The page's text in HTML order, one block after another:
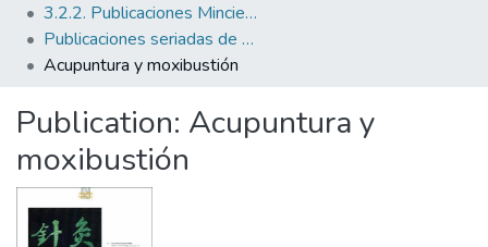
All of DSpace
Statistics
3.2.2. Publicaciones Minciencias
Publicaciones seriadas de Minciencias
Acupuntura y moxibustión
Publication: Acupuntura y
moxibustión